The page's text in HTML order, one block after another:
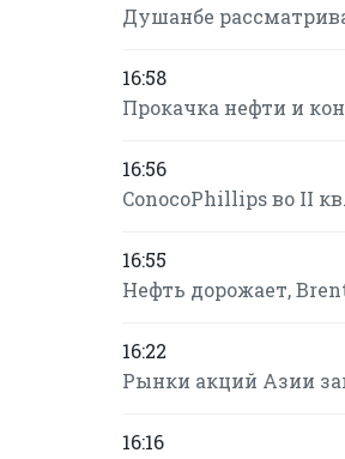
Душанбе
16:58
Прокачка нефти и
16:56
ConocoPhillips во II
16:55
Нефть дорожает,
16:22
Рынки акций Азии
16:16